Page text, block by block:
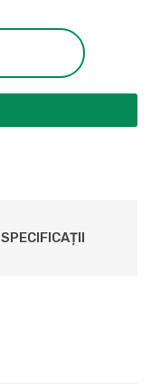
SPECIFICAȚII